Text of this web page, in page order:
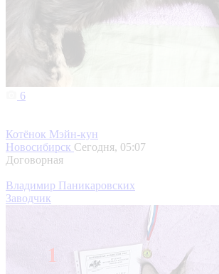
6
Котёнок Мэйн-кун
Новосибирск Сегодня, 05:07
Договорная
Владимир Паникаровских
Заводчик